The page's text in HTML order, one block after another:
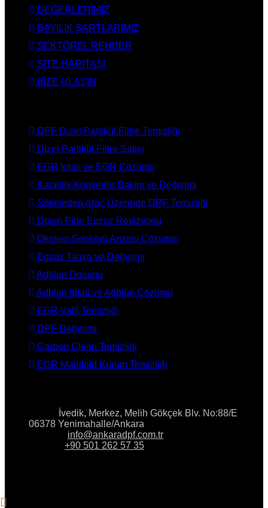
DEĞERLERİMİZ
BAYİLİK ŞARTLARIMIZ
SEKTÖREL REHBER
SİTE HARİTASI
BİZE ULAŞIN
DPF Dizel Partikül Filtre Temizliği
Dizel Partikül Filtre Satışı
EGR İptali ve EGR Çözümü
Katalitik Konvertör Bakım ve Değişimi
Sökmeden Araç Üzerinde DPF Temizliği
Down Pipe Egzoz Revizyonu
Oksijen Sensörü Arızası Çözümü
Egzoz Tamiri ve Değişimi
Adblue Dolumu
Adblue İptali ve Adblue Çözümü
EGR Valfi Temizliği
DPF Değişimi
Carbon Clean Temizliği
EGR Manifold Kurum Temizliği
İvedik, Merkez, Melih Gökçek Blv. No:88/E
06378 Yenimahalle/Ankara
info@ankaradpf.com.tr
+90 501 262 57 35